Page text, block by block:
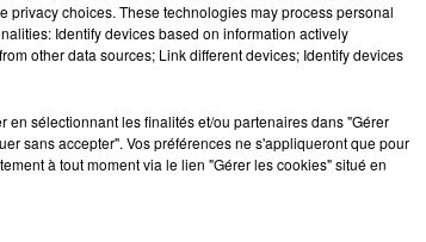
a-t-il déclaré sur Twitter en
nouvelles arrivées au
Luke Sawyer" poursuit-il,
choices. These technologies may process personal
Identify devices based on information actively
other data sources; Link different devices; Identify devices
en sélectionnant les finalités et/ou partenaires dans "Gérer
sans accepter". Vos préférences ne s'appliqueront que pour
à tout moment via le lien "Gérer les cookies" situé en